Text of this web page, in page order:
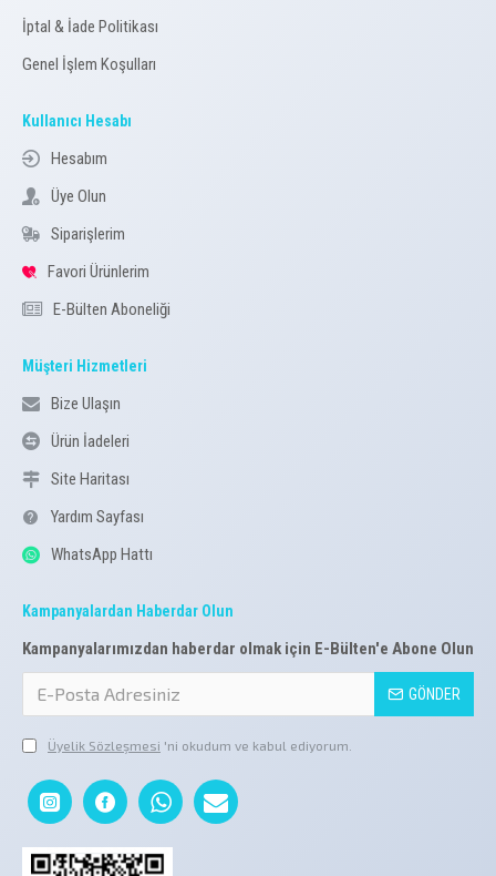
İptal & İade Politikası
Genel İşlem Koşulları
Kullanıcı Hesabı
Hesabım
Üye Olun
Siparişlerim
Favori Ürünlerim
E-Bülten Aboneliği
Müşteri Hizmetleri
Bize Ulaşın
Ürün İadeleri
Site Haritası
Yardım Sayfası
WhatsApp Hattı
Kampanyalardan Haberdar Olun
Kampanyalarımızdan haberdar olmak için E-Bülten'e Abone Olun
GÖNDER
Üyelik Sözleşmesi 'ni okudum ve kabul ediyorum.